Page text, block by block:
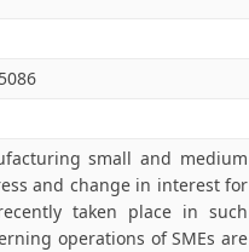
small and medium
and change in interest for
taken place in such
operations of SMEs are